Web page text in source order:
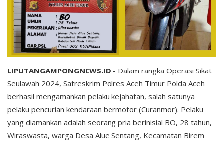
LIPUTANGAMPONGNEWS.ID - Dalam rangka Operasi Sikat
Seulawah 2024, Satreskrim Polres Aceh Timur Polda Aceh
berhasil mengamankan pelaku kejahatan, salah satunya
pelaku pencurian kendaraan bermotor (Curanmor). Pelaku
yang diamankan adalah seorang pria berinisial BO, 28 tahun,
Wiraswasta, warga Desa Alue Sentang, Kecamatan Birem